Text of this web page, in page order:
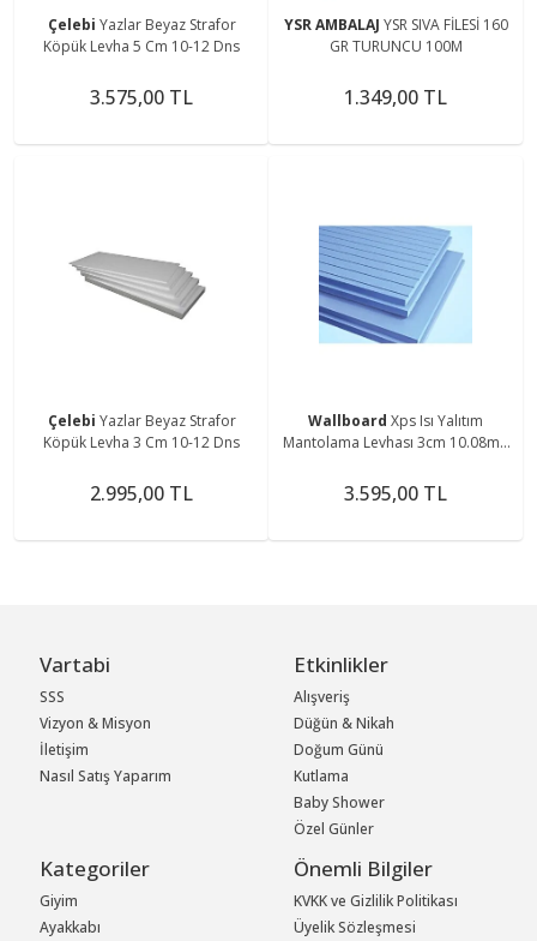
Çelebi Yazlar Beyaz Strafor
Köpük Levha 5 Cm 10-12 Dns
3.575,00 TL
YSR AMBALAJ YSR SIVA FİLESİ 160
GR TURUNCU 100M
1.349,00 TL
Çelebi Yazlar Beyaz Strafor
Köpük Levha 3 Cm 10-12 Dns
2.995,00 TL
Wallboard Xps Isı Yalıtım
Mantolama Levhası 3cm 10.08m2
3.595,00 TL
Vartabi
SSS
Vizyon & Misyon
İletişim
Nasıl Satış Yaparım
Etkinlikler
Alışveriş
Düğün & Nikah
Doğum Günü
Kutlama
Baby Shower
Özel Günler
Kategoriler
Giyim
Ayakkabı
Önemli Bilgiler
KVKK ve Gizlilik Politikası
Üyelik Sözleşmesi